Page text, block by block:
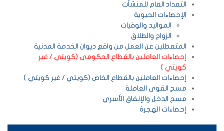
التعداد العام للمنشاّت
الإحصاءات الحيوية
المواليد والوفيات
الزواج والطلاق
المتعطلين عن العمل من واقع ديوان الخدمة المدنية
إحصاءات العاملين بالقطاع الحكومى (كويتي / غير
كويتي )
إحصاءات العاملين بالقطاع الخاص (كويتي / غير كويتي )
مسح القوى العاملة
مسح الدخل والإنفاق الأسري
إحصاءات الهجرة